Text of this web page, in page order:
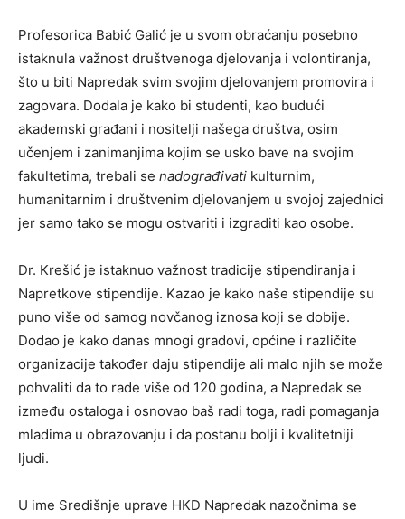
Profesorica Babić Galić je u svom obraćanju posebno
istaknula važnost društvenoga djelovanja i volontiranja,
što u biti Napredak svim svojim djelovanjem promovira i
zagovara. Dodala je kako bi studenti, kao budući
akademski građani i nositelji našega društva, osim
učenjem i zanimanjima kojim se usko bave na svojim
fakultetima, trebali se nadograđivati kulturnim,
humanitarnim i društvenim djelovanjem u svojoj zajednici
jer samo tako se mogu ostvariti i izgraditi kao osobe.
Dr. Krešić je istaknuo važnost tradicije stipendiranja i
Napretkove stipendije. Kazao je kako naše stipendije su
puno više od samog novčanog iznosa koji se dobije.
Dodao je kako danas mnogi gradovi, općine i različite
organizacije također daju stipendije ali malo njih se može
pohvaliti da to rade više od 120 godina, a Napredak se
između ostaloga i osnovao baš radi toga, radi pomaganja
mladima u obrazovanju i da postanu bolji i kvalitetniji
ljudi.
U ime Središnje uprave HKD Napredak nazočnima se